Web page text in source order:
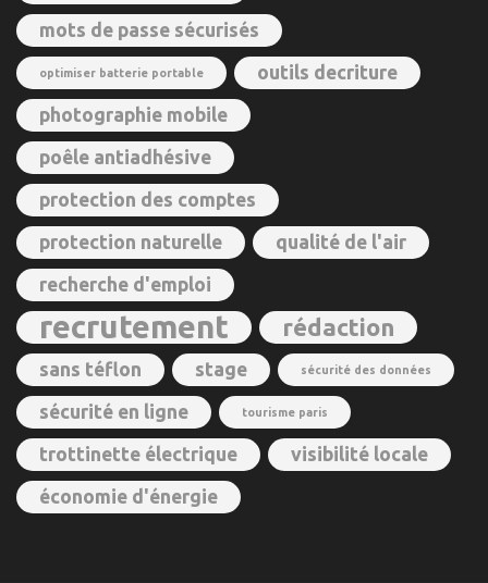
mots de passe sécurisés
optimiser batterie portable outils decriture
photographie mobile
poêle antiadhésive
protection des comptes
protection naturelle qualité de l'air
recherche d'emploi
recrutement rédaction
sans téflon stage sécurité des données
sécurité en ligne tourisme paris
trottinette électrique visibilité locale
économie d'énergie